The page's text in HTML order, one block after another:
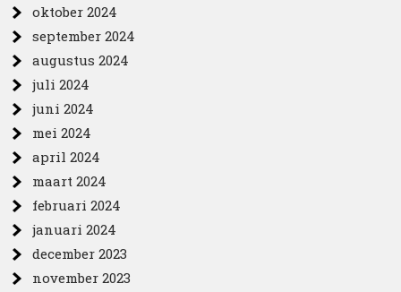
oktober 2024
september 2024
augustus 2024
juli 2024
juni 2024
mei 2024
april 2024
maart 2024
februari 2024
januari 2024
december 2023
november 2023